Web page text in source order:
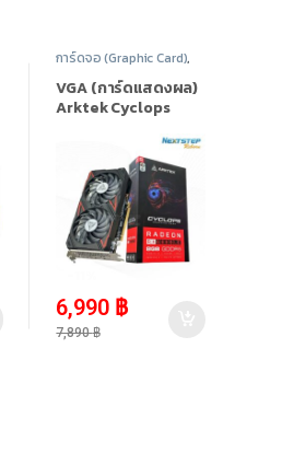
การ์ดจอ (Graphic Card),
AMD Radeon
Radeon RX 6000 Series
สินค้าทั้งหมด
VGA (การ์ดแสดงผล)
Arktek Cyclops
6,990 ฿
7,890฿